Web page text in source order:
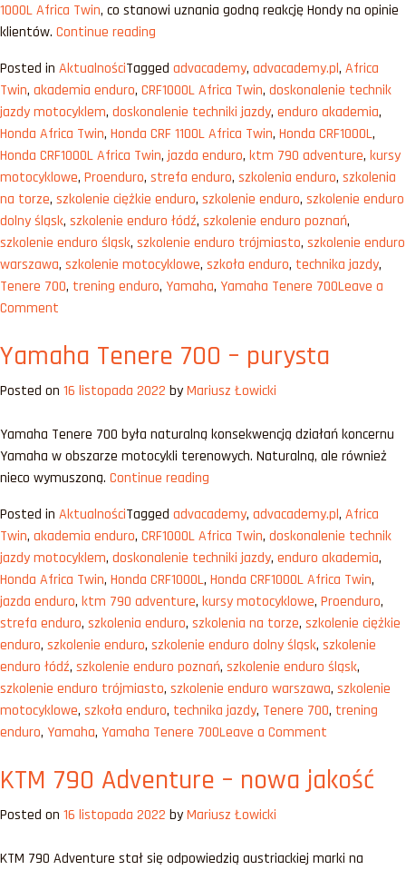
1000L Africa Twin, co stanowi uznania godną reakcję Hondy na opinie
klientów. Continue reading
1100L
Africa
Twin
–
nowe
rozdanie”
Posted in AktualnościTagged advacademy, advacademy.pl, Africa
Twin, akademia enduro, CRF1000L Africa Twin, doskonalenie technik
jazdy motocyklem, doskonalenie techniki jazdy, enduro akademia,
Honda Africa Twin, Honda CRF 1100L Africa Twin, Honda CRF1000L,
Honda CRF1000L Africa Twin,jazda enduro, ktm 790 adventure, kursy
motocyklowe, Proenduro, strefa enduro, szkolenia enduro, szkolenia
na torze, szkolenie ciężkie enduro, szkolenie enduro, szkolenie enduro
dolny śląsk, szkolenie enduro łódź, szkolenie enduro poznań,
szkolenie enduro śląsk, szkolenie enduro trójmiasto, szkolenie enduro
warszawa, szkolenie motocyklowe, szkoła enduro, technika jazdy,
Tenere 700, trening enduro, Yamaha, Yamaha Tenere 700Leave a
Comment
CRF
Africa
–
nowe
rozdanie
Yamaha Tenere 700 – purysta
Posted on 16 listopada 2022 byMariusz Łowicki
Yamaha Tenere 700 była naturalną konsekwencją działań koncernu
Yamaha w obszarze motocykli terenowych. Naturalną, ale również
nieco wymuszoną. Continue reading
700
–
purysta”
Posted in AktualnościTagged advacademy, advacademy.pl, Africa
Twin, akademia enduro, CRF1000L Africa Twin, doskonalenie technik
jazdy motocyklem, doskonalenie techniki jazdy, enduro akademia,
Honda Africa Twin, Honda CRF1000L, Honda CRF1000L Africa Twin,
jazda enduro, ktm 790 adventure, kursy motocyklowe, Proenduro,
strefa enduro, szkolenia enduro, szkolenia na torze, szkolenie ciężkie
enduro, szkolenie enduro, szkolenie enduro dolny śląsk, szkolenie
enduro łódź, szkolenie enduro poznań, szkolenie enduro śląsk,
szkolenie enduro trójmiasto, szkolenie enduro warszawa, szkolenie
motocyklowe, szkoła enduro, technika jazdy, Tenere 700, trening
enduro, Yamaha, Yamaha Tenere 700Leave a Comment
Tenere
KTM 790 Adventure – nowa jakość
Posted on 16 listopada 2022 byMariusz Łowicki
KTM 790 Adventure stał się odpowiedzią austriackiej marki na